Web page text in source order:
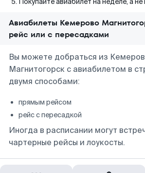
Авиабилеты Кемерово
рейс или с пересадками
Вы можете добраться из
Магнитогорск с авиабилетом в
двумя способами:
прямым рейсом
рейс с пересадкой
Иногда в расписании могут
чартерные рейсы и лоукосты.